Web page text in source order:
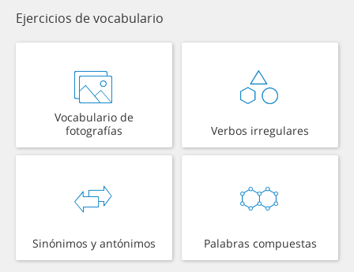
Ejercicios de vocabulario
Vocabulario de
fotografías
Verbos irregulares
Sinónimos y antónimos Palabras compuestas